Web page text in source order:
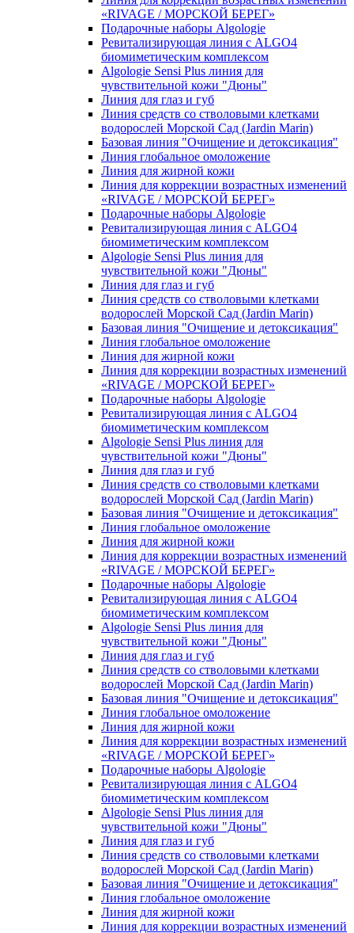
«RIVAGE / МОРСКОЙ БЕРЕГ»
Подарочные наборы Algologie
Ревитализирующая линия с ALGO4
биомиметическим комплексом
Algologie Sensi Plus линия для
чувcтвительной кожи "Дюны"
Линия для глаз и губ
Линия средств со стволовыми клетками
водорослей Морской Сад (Jardin Marin)
Базовая линия "Очищение и детоксикация"
Линия глобальное омоложение
Линия для жирной кожи
Линия для коррекции возрастных изменений
«RIVAGE / МОРСКОЙ БЕРЕГ»
Подарочные наборы Algologie
Ревитализирующая линия с ALGO4
биомиметическим комплексом
Algologie Sensi Plus линия для
чувcтвительной кожи "Дюны"
Линия для глаз и губ
Линия средств со стволовыми клетками
водорослей Морской Сад (Jardin Marin)
Базовая линия "Очищение и детоксикация"
Линия глобальное омоложение
Линия для жирной кожи
Линия для коррекции возрастных изменений
«RIVAGE / МОРСКОЙ БЕРЕГ»
Подарочные наборы Algologie
Ревитализирующая линия с ALGO4
биомиметическим комплексом
Algologie Sensi Plus линия для
чувcтвительной кожи "Дюны"
Линия для глаз и губ
Линия средств со стволовыми клетками
водорослей Морской Сад (Jardin Marin)
Базовая линия "Очищение и детоксикация"
Линия глобальное омоложение
Линия для жирной кожи
Линия для коррекции возрастных изменений
«RIVAGE / МОРСКОЙ БЕРЕГ»
Подарочные наборы Algologie
Ревитализирующая линия с ALGO4
биомиметическим комплексом
Algologie Sensi Plus линия для
чувcтвительной кожи "Дюны"
Линия для глаз и губ
Линия средств со стволовыми клетками
водорослей Морской Сад (Jardin Marin)
Базовая линия "Очищение и детоксикация"
Линия глобальное омоложение
Линия для жирной кожи
Линия для коррекции возрастных изменений
«RIVAGE / МОРСКОЙ БЕРЕГ»
Подарочные наборы Algologie
Ревитализирующая линия с ALGO4
биомиметическим комплексом
Algologie Sensi Plus линия для
чувcтвительной кожи "Дюны"
Линия для глаз и губ
Линия средств со стволовыми клетками
водорослей Морской Сад (Jardin Marin)
Базовая линия "Очищение и детоксикация"
Линия глобальное омоложение
Линия для жирной кожи
Линия для коррекции возрастных изменений